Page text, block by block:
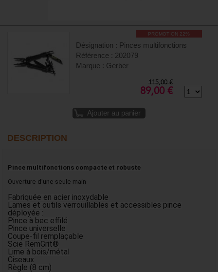
PROMOTION 22%
Désignation : Pinces multifonctions
Référence : 202079
Marque : Gerber
115,00 €
89,00 €
Ajouter au panier
DESCRIPTION
Pince multifonctions compacte et robuste
Ouverture d’une seule main
Fabriquée en acier inoxydable
Lames et outils verrouillables et accessibles pince
déployée :
Pince à bec effilé
Pince universelle
Coupe-fil remplaçable
Scie RemGrit®
Lime à bois/métal
Ciseaux
Règle (8 cm)